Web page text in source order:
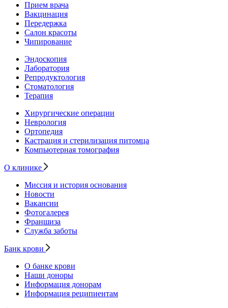
Прием врача
Вакцинация
Передержка
Салон красоты
Чипирование
Эндоскопия
Лаборатория
Репродуктология
Стоматология
Терапия
Хирургические операции
Неврология
Ортопедия
Кастрация и стерилизация питомца
Компьютерная томография
О клинике
Миссия и история основания
Новости
Вакансии
Фотогалерея
Франшиза
Служба заботы
Банк крови
О банке крови
Наши доноры
Информация донорам
Информация реципиентам